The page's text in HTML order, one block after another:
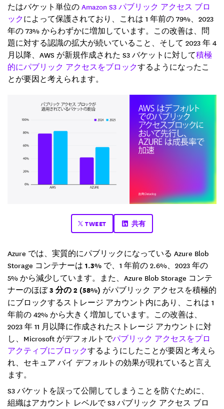
たはバケット単位の Amazon S3 パブリック アクセス ブロ
ックによって保護されており、これは 1 年前の 79%、2023
年の 73% からわずかに増加しています。この改善は、問
題に対する認識の拡大が続いていること、そして 2023 年 4
月以降、AWS が新規作成された S3 バケットに対して積極
的にパブリック アクセスをブロックするようになったこ
とが要因と考えられます。
TWEET 共有
Azure では、実質的にパブリックになっている Azure Blob
Storage コンテナーは 1.3% で、1 年前の 2.6%、2023 年の
5% から減少しています。また、Azure Blob Storage コンテ
ナーのほぼ3 分の 2 (58%) がパブリック アクセスを積極的
にブロックするストレージ アカウント内にあり、これは 1
年前の 42% から大きく増加しています。この改善は、
2023 年 11 月以降に作成されたストレージ アカウントに対
し、Microsoft がデフォルトでパブリック アクセスをプロ
アクティブにブロックするようにしたことが要因と考えら
れ、セキュア バイ デフォルトの効果が現れていると言え
ます。
S3 バケットを誤って公開してしまうことを防ぐために、
組織はアカウント レベルで S3 パブリック アクセス ブロ